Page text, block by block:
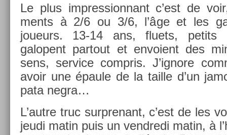
Le plus im­pres­sion­nant c’est de
ments à 2/6 ou 3/6, l’âge et les
joueurs. 13-14 ans, fluets, petits
galopent par­tout et en­voient des
sens, ser­vice com­pris. J’ig­nore
avoir une épaule de la tail­le d’un
pata negra…
L’autre truc sur­prenant, c’est de les
jeudi matin puis un vendredi matin, à